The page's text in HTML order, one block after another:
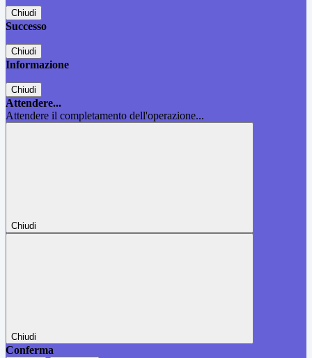
Chiudi
Successo
Chiudi
Informazione
Chiudi
Attendere...
Attendere il completamento dell'operazione...
Chiudi
Chiudi
Conferma